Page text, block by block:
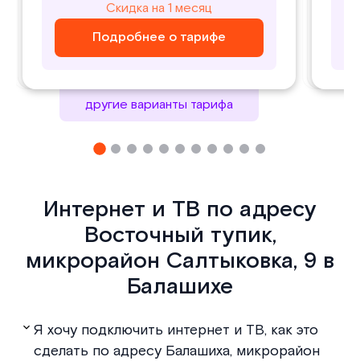
Скидка на 1 месяц
Подробнее о тарифе
Скидка на 1 месяц
Подробнее о тарифе
₽/ месяц
Подробнее о тарифе
₽/ месяц
Подробнее о тарифе
другие варианты тарифа
Интернет и ТВ по адресу
Восточный тупик,
микрорайон Салтыковка, 9 в
Балашихе
Я хочу подключить интернет и ТВ, как это
сделать по адресу Балашиха, микрорайон